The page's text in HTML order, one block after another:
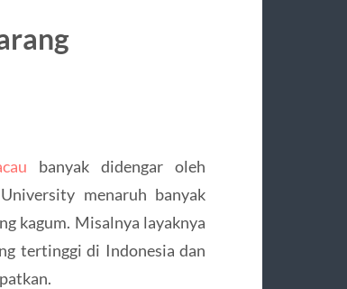
banyak didengar oleh
menaruh banyak
kagum. Misalnya layaknya
tertinggi di Indonesia dan